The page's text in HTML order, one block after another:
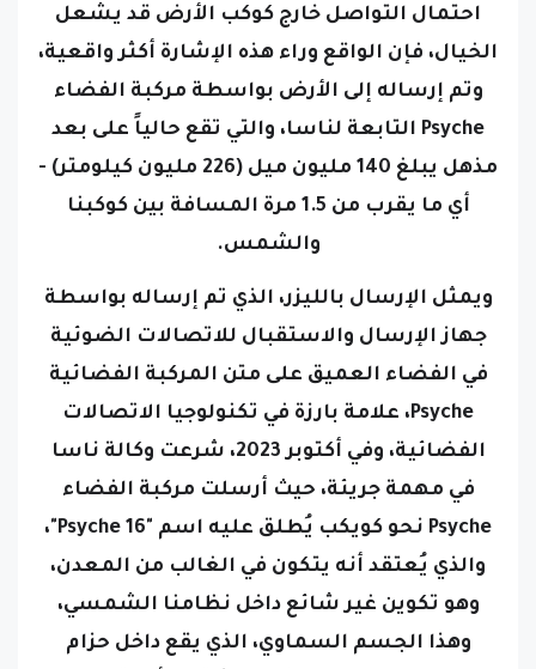
الخيال، فإن الواقع وراء هذه الإشارة أكثر واقعية،
وتم إرساله إلى الأرض بواسطة مركبة الفضاء
Psyche التابعة لناسا، والتي تقع حالياً على بعد
مذهل يبلغ 140 مليون ميل (226 مليون كيلومتر) -
أي ما يقرب من 1.5 مرة المسافة بين كوكبنا
والشمس.
ويمثل الإرسال بالليزر، الذي تم إرساله بواسطة
جهاز الإرسال والاستقبال للاتصالات الضوئية
في الفضاء العميق على متن المركبة الفضائية
Psyche، علامة بارزة في تكنولوجيا الاتصالات
الفضائية، وفي أكتوبر 2023، شرعت وكالة ناسا
في مهمة جريئة، حيث أرسلت مركبة الفضاء
والذي يُعتقد أنه يتكون في الغالب من المعدن،
وهو تكوين غير شائع داخل نظامنا الشمسي،
وهذا الجسم السماوي، الذي يقع داخل حزام
الكويكبات بين المريخ والمشتري، أطلق اسمه